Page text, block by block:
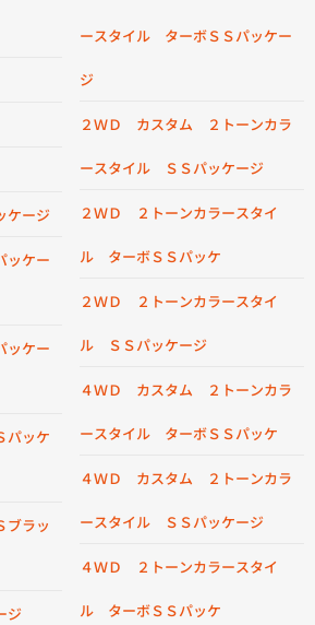
ージ
ケー
ケー
ッケ
ラッ
ジ
ースタイル ターボＳＳパッケー
ジ
２ＷＤ カスタム ２トーンカラ
ースタイル ＳＳパッケージ
２ＷＤ ２トーンカラースタイ
ル ターボＳＳパッケ
２ＷＤ ２トーンカラースタイ
ル ＳＳパッケージ
４ＷＤ カスタム ２トーンカラ
ースタイル ターボＳＳパッケ
４ＷＤ カスタム ２トーンカラ
ースタイル ＳＳパッケージ
４ＷＤ ２トーンカラースタイ
ル ターボＳＳパッケ